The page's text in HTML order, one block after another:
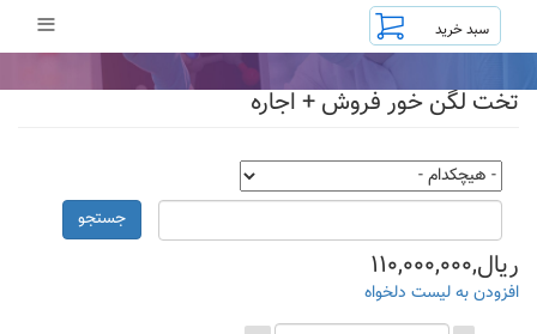
محتوای
≡
تخت لگن خور فروش + اجاره
جستجو
ریال,۱۱۰,۰۰۰,۰۰۰
افزودن به لیست دلخواه